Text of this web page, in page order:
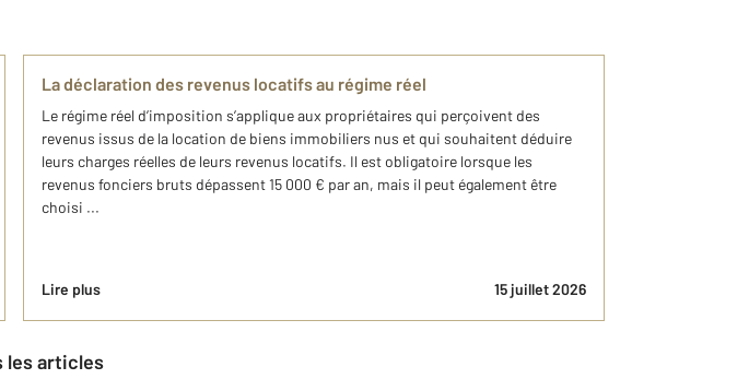
La déclaration des revenus locatifs au régime réel
Le régime réel d’imposition s’applique aux propriétaires qui perçoivent des
revenus issus de la location de biens immobiliers nus et qui souhaitent déduire
leurs charges réelles de leurs revenus locatifs. Il est obligatoire lorsque les
revenus fonciers bruts dépassent 15 000 € par an, mais il peut également être
choisi ...
Lire plus 15 juillet 2026
les articles